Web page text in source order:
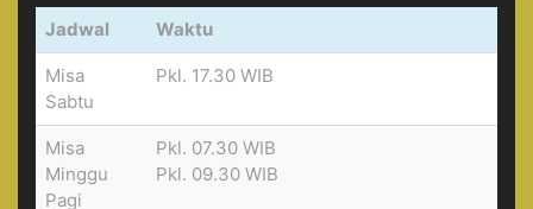
Jadwal Waktu
Misa
Sabtu
Pkl. 17.30 WIB
Misa
Minggu
Pagi
Pkl. 07.30 WIB
Pkl. 09.30 WIB